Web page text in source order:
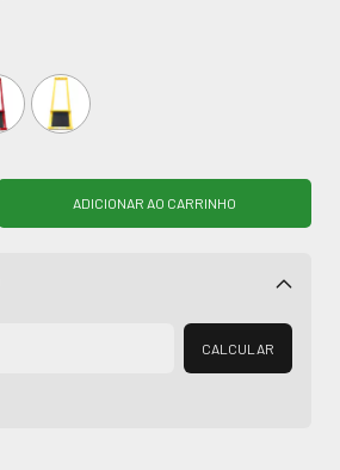
Alterar CEP
CALCULAR